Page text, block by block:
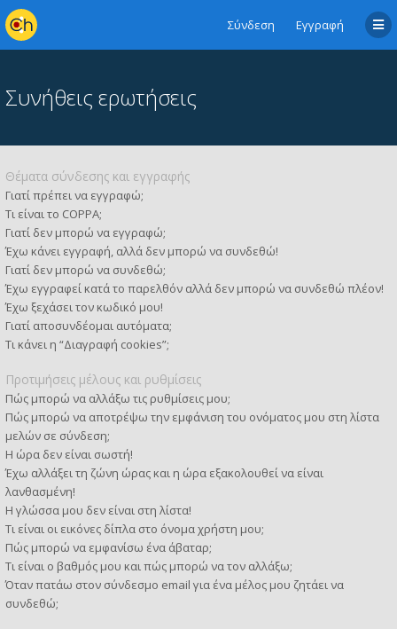
Σύνδεση Εγγραφή
Συνήθεις ερωτήσεις
Θέματα σύνδεσης και εγγραφής
Γιατί πρέπει να εγγραφώ;
Τι είναι το COPPA;
Γιατί δεν μπορώ να εγγραφώ;
Έχω κάνει εγγραφή, αλλά δεν μπορώ να συνδεθώ!
Γιατί δεν μπορώ να συνδεθώ;
Έχω εγγραφεί κατά το παρελθόν αλλά δεν μπορώ να συνδεθώ πλέον!
Έχω ξεχάσει τον κωδικό μου!
Γιατί αποσυνδέομαι αυτόματα;
Τι κάνει η “Διαγραφή cookies”;
Προτιμήσεις μέλους και ρυθμίσεις
Πώς μπορώ να αλλάξω τις ρυθμίσεις μου;
Πώς μπορώ να αποτρέψω την εμφάνιση του ονόματος μου στη λίστα
μελών σε σύνδεση;
Η ώρα δεν είναι σωστή!
Έχω αλλάξει τη ζώνη ώρας και η ώρα εξακολουθεί να είναι
λανθασμένη!
Η γλώσσα μου δεν είναι στη λίστα!
Τι είναι οι εικόνες δίπλα στο όνομα χρήστη μου;
Πώς μπορώ να εμφανίσω ένα άβαταρ;
Τι είναι ο βαθμός μου και πώς μπορώ να τον αλλάξω;
Όταν πατάω στον σύνδεσμο email για ένα μέλος μου ζητάει να
συνδεθώ;